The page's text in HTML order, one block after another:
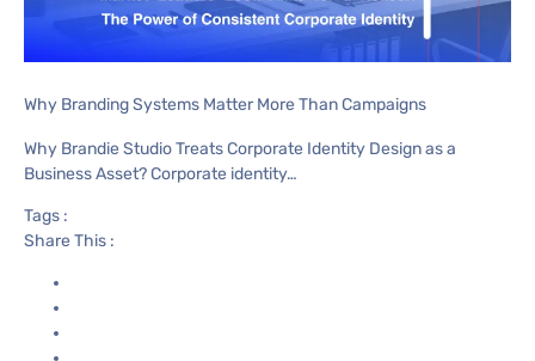
Why Branding Systems Matter More Than Campaigns
Why Brandie Studio Treats Corporate Identity Design as a
Business Asset? Corporate identity…
Tags :
Share This :